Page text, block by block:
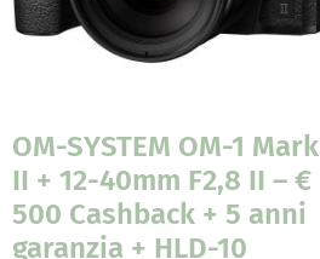
OM-SYSTEM OM-1 Mark
II + 12-40mm F2,8 II – €
500 Cashback + 5 anni
garanzia + HLD-10